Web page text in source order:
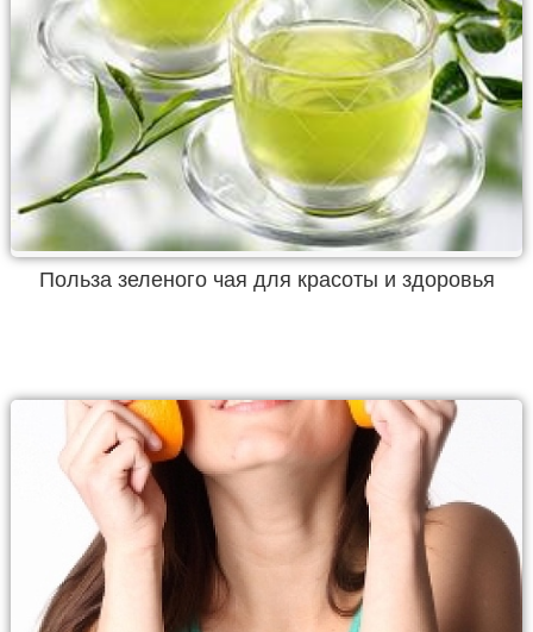
Польза зеленого чая для красоты и здоровья